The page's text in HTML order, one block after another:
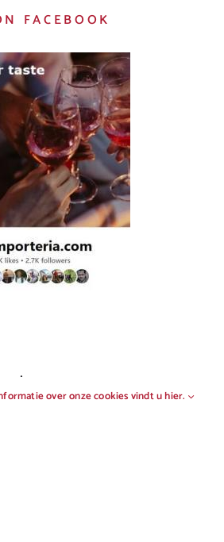
FACEBOOK
over onze cookies vindt u hier.